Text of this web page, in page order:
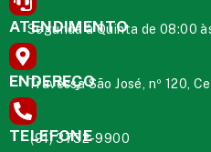
ATENDIMENTO
Segunda à Quinta de 08:00
ENDEREÇO
Travessa São José, nº 120,
TELEFONE
(91) 3732-9900